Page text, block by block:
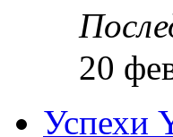
20
Успехи